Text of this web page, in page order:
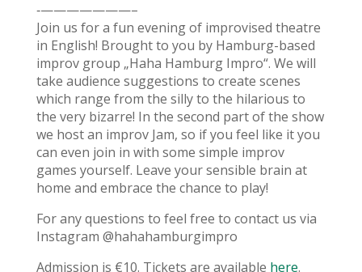
‐———————–
Join us for a fun evening of improvised theatre
in English! Brought to you by Hamburg-based
improv group „Haha Hamburg Impro“. We will
take audience suggestions to create scenes
which range from the silly to the hilarious to
the very bizarre! In the second part of the show
we host an improv Jam, so if you feel like it you
can even join in with some simple improv
games yourself. Leave your sensible brain at
home and embrace the chance to play!
For any questions to feel free to contact us via
Instagram @hahahamburgimpro
Admission is €10. Tickets are available here.